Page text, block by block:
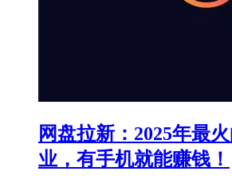
网盘拉新：2025年最
业，有手机就能赚钱！